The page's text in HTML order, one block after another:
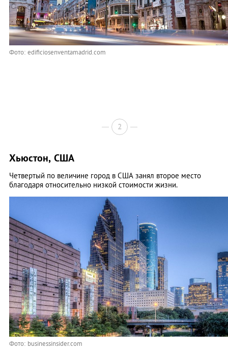
Фото: edificiosenventamadrid.com
2
Хьюстон, США
Четвертый по величине город в США занял второе место
благодаря относительно низкой стоимости жизни.
Фото: businessinsider.com